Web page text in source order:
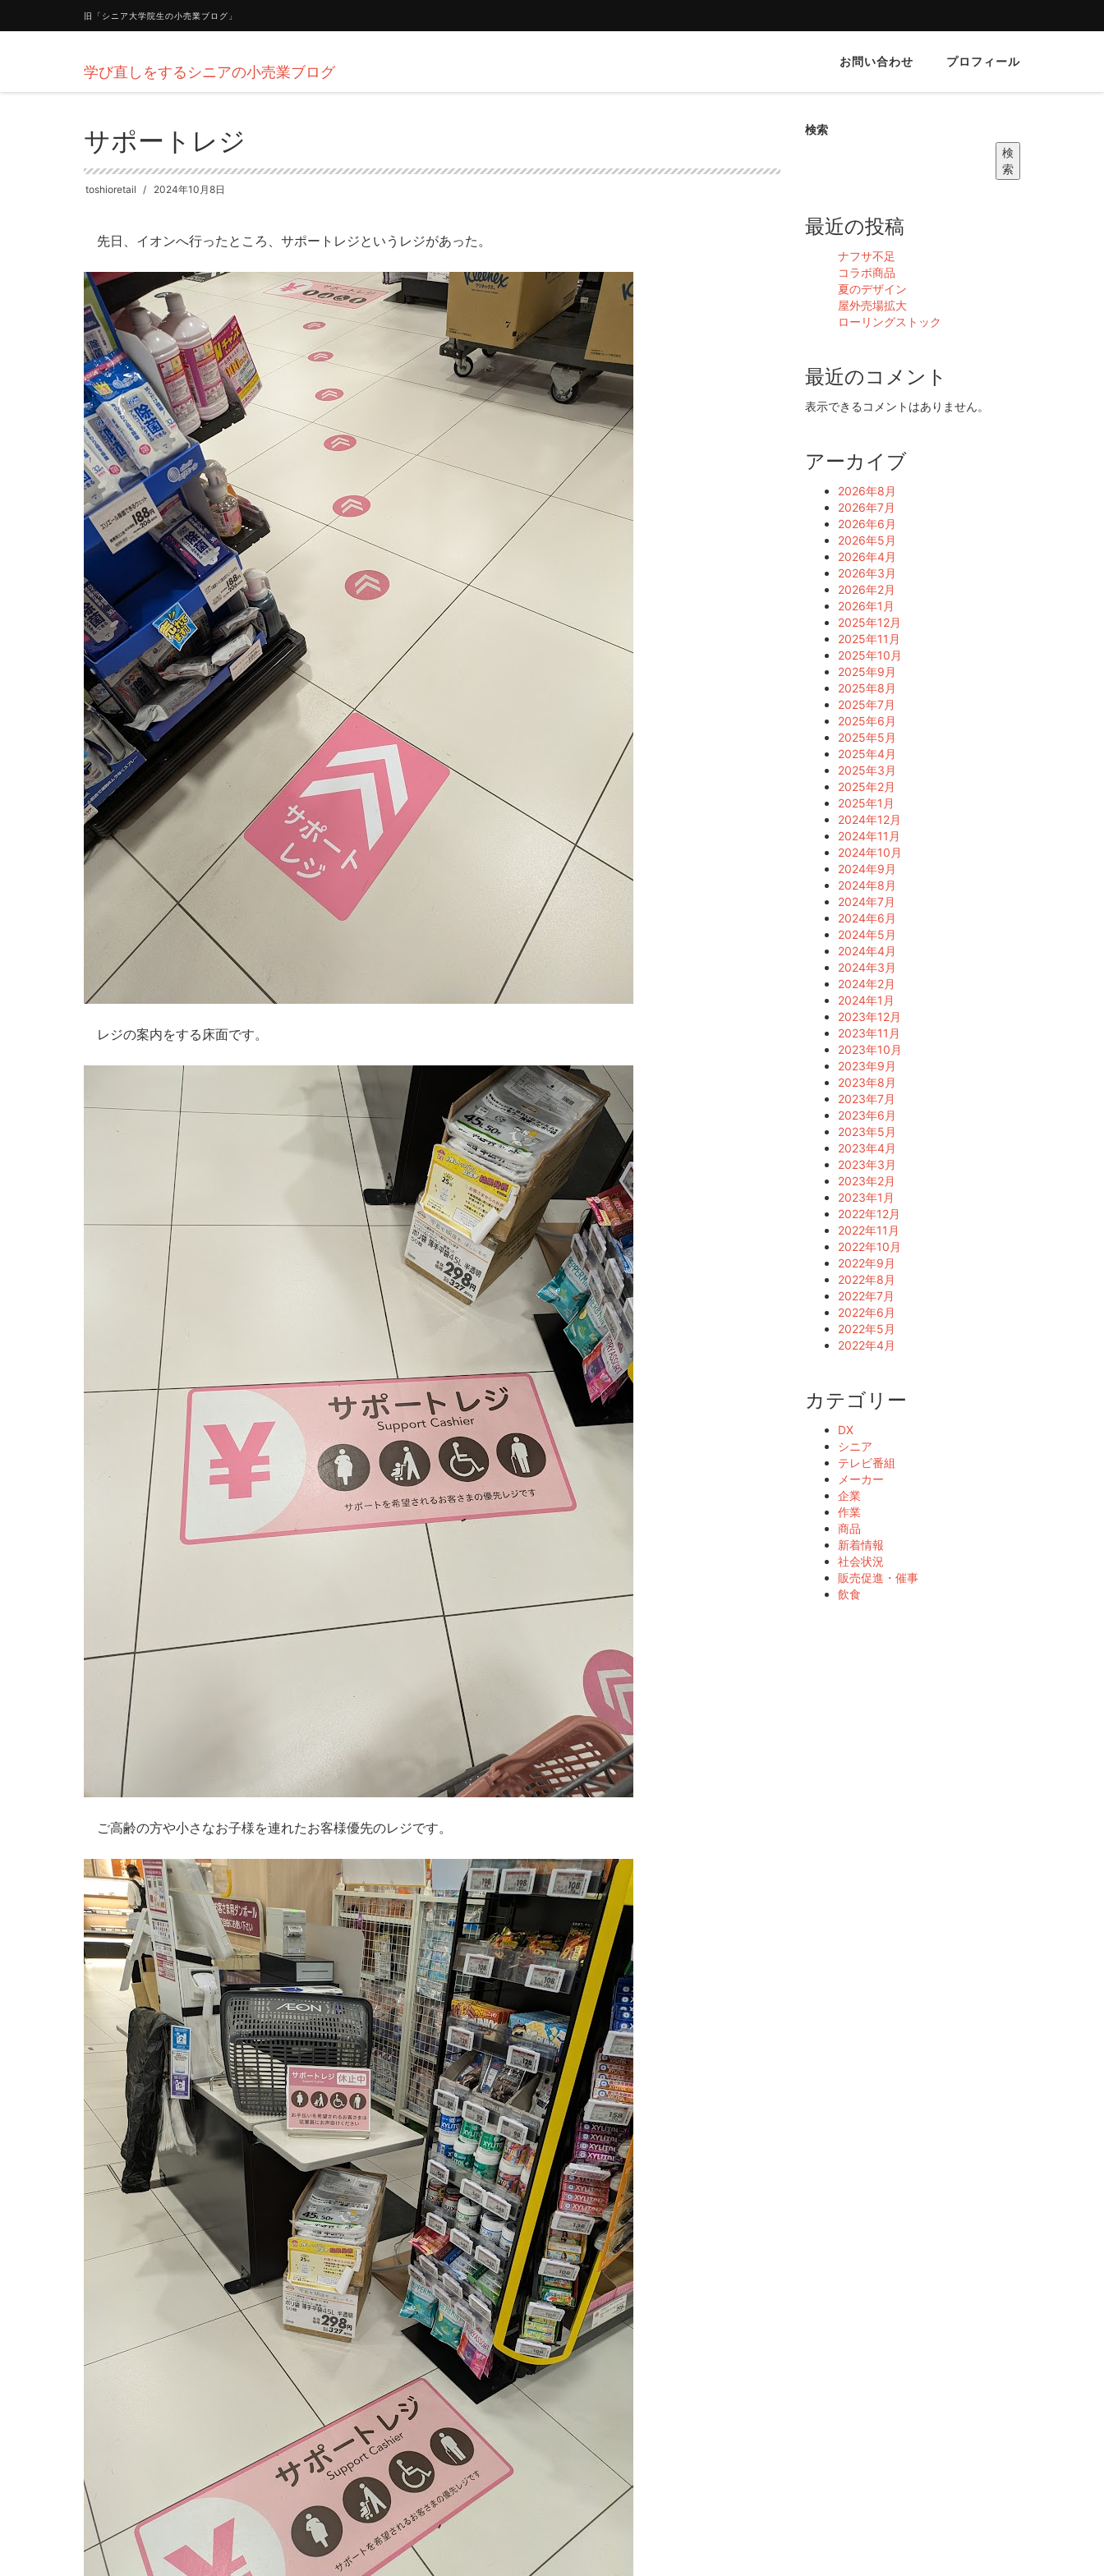
旧「シニア大学院生の小売業ブログ」
学び直しをするシニアの小売業ブログ
お問い合わせ プロフィール
HOME 企業 サポートレジ
サポートレジ
toshioretail 2024年10月8日
先日、イオンへ行ったところ、サポートレジというレジがあった。
レジの案内をする床面です。
ご高齢の方や小さなお子様を連れたお客様優先のレジです。
検索
検
索
最近の投稿
ナフサ不足
コラボ商品
夏のデザイン
屋外売場拡大
ローリングストック
最近のコメント
表示できるコメントはありません。
アーカイブ
2026年8月
2026年7月
2026年6月
2026年5月
2026年4月
2026年3月
2026年2月
2026年1月
2025年12月
2025年11月
2025年10月
2025年9月
2025年8月
2025年7月
2025年6月
2025年5月
2025年4月
2025年3月
2025年2月
2025年1月
2024年12月
2024年11月
2024年10月
2024年9月
2024年8月
2024年7月
2024年6月
2024年5月
2024年4月
2024年3月
2024年2月
2024年1月
2023年12月
2023年11月
2023年10月
2023年9月
2023年8月
2023年7月
2023年6月
2023年5月
2023年4月
2023年3月
2023年2月
2023年1月
2022年12月
2022年11月
2022年10月
2022年9月
2022年8月
2022年7月
2022年6月
2022年5月
2022年4月
カテゴリー
DX
シニア
テレビ番組
メーカー
企業
作業
商品
新着情報
社会状況
販売促進・催事
飲食